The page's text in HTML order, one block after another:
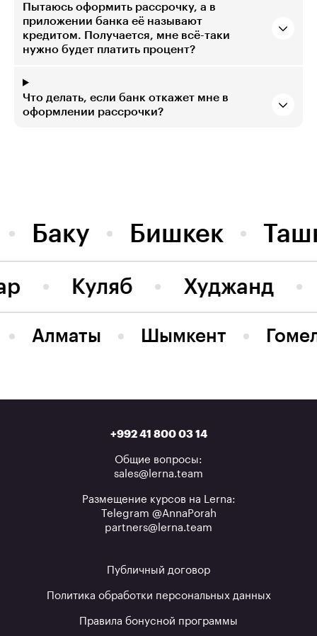
Пытаюсь оформить рассрочку, а в
приложении банка её называют
кредитом. Получается, мне всё-таки
нужно будет платить процент?
Что делать, если банк откажет мне в
оформлении рассрочки?
Баку Бишкек
Худжанд
Куляб
Алматы Шымкент
+992 41 800 03 14
Общие вопросы:
sales@lerna.team
Размещение курсов на Lerna:
Telegram @AnnaPorah
partners@lerna.team
Публичный договор
Политика обработки персональных данных
Правила бонусной программы